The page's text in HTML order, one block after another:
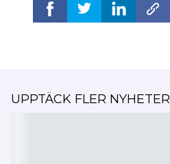
UPPTÄCK FLER NYHETER